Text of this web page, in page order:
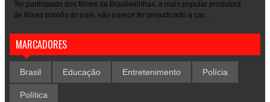
Ter participado dos filmes da Brasileirinhas, a mais popular produtora
de filmes pornôs do país, não parece ter prejudicado a car...
MARCADORES
Brasil Educação Entretenimento Polícia
Política